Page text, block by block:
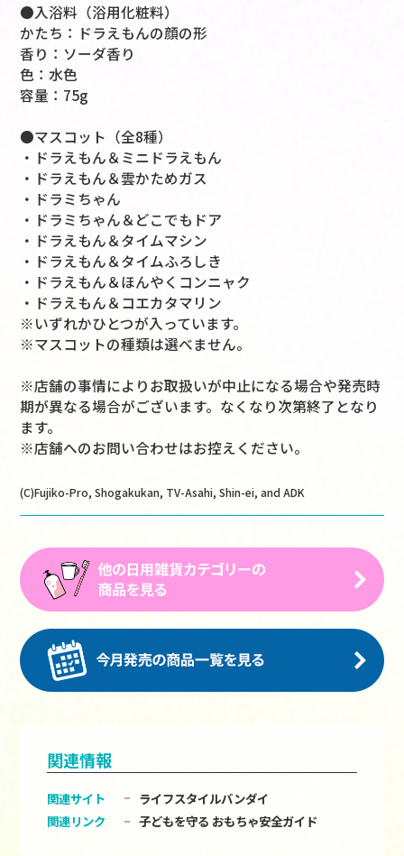
●入浴料（浴用化粧料）
かたち：ドラえもんの顔の形
香り：ソーダ香り
色：水色
容量：75g
●マスコット（全8種）
・ドラえもん＆ミニドラえもん
・ドラえもん＆雲かためガス
・ドラミちゃん
・ドラミちゃん＆どこでもドア
・ドラえもん＆タイムマシン
・ドラえもん＆タイムふろしき
・ドラえもん＆ほんやくコンニャク
・ドラえもん＆コエカタマリン
※いずれかひとつが入っています。
※マスコットの種類は選べません。
※店舗の事情によりお取扱いが中止になる場合や発売時
期が異なる場合がございます。なくなり次第終了となり
ます。
※店舗へのお問い合わせはお控えください。
(C)Fujiko-Pro, Shogakukan, TV-Asahi, Shin-ei, and ADK
関連情報
関連サイト
ライフスタイルバンダイ
関連リンク
子どもを守る おもちゃ安全ガイド